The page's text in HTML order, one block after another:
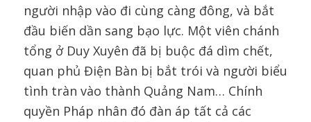
người nhập vào đi cùng càng đông, và bắt
đầu biến dần sang bạo lực. Một viên chánh
tổng ở Duy Xuyên đã bị buộc đá dìm chết,
quan phủ Điện Bàn bị bắt trói và người biểu
tình tràn vào thành Quảng Nam… Chính
quyền Pháp nhân đó đàn áp tất cả các